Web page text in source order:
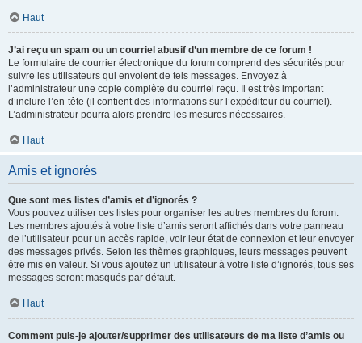
Haut
J’ai reçu un spam ou un courriel abusif d’un membre de ce forum !
Le formulaire de courrier électronique du forum comprend des sécurités pour
suivre les utilisateurs qui envoient de tels messages. Envoyez à
l’administrateur une copie complète du courriel reçu. Il est très important
d’inclure l’en-tête (il contient des informations sur l’expéditeur du courriel).
L’administrateur pourra alors prendre les mesures nécessaires.
Haut
Amis et ignorés
Que sont mes listes d’amis et d’ignorés ?
Vous pouvez utiliser ces listes pour organiser les autres membres du forum.
Les membres ajoutés à votre liste d’amis seront affichés dans votre panneau
de l’utilisateur pour un accès rapide, voir leur état de connexion et leur envoyer
des messages privés. Selon les thèmes graphiques, leurs messages peuvent
être mis en valeur. Si vous ajoutez un utilisateur à votre liste d’ignorés, tous ses
messages seront masqués par défaut.
Haut
Comment puis-je ajouter/supprimer des utilisateurs de ma liste d’amis ou